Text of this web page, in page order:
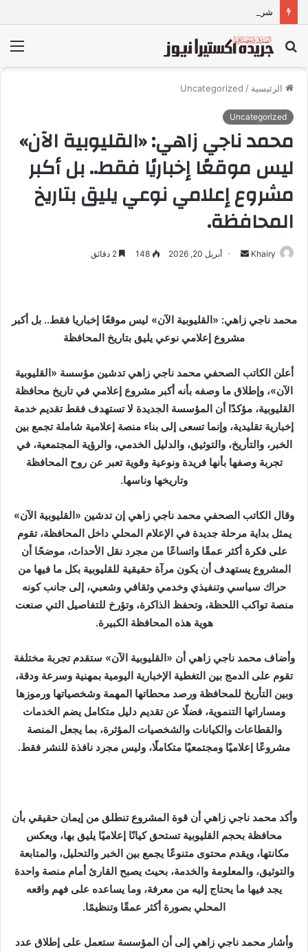
بحث
عن
الرئيسية /
Uncategorized
Uncategorized
محمد ناجي زاهي: «القليوبية الآن»
ليس موقعًا إخباريًا فقط.. بل أكبر
مشروع إعلامي نوعي يليق بتاريخ
المحافظة.
Khairy
ر
د
ا
إ
ت
ر
ي
ا
أبريل 20, 2026 148
محمد ناجي زاهي: «القليوبية الآن» ليس موقعًاإخباريا فقط.. بل أكبر
مشروع إعلامي نوعي يليق بتاريخ المحافظة
أعلن الكاتب الصحفي محمد ناجي زاهي تدشين مؤسسة «القليوبية
الآن»، وإطلاق ما وصفه بأنه أكبر مشروع إعلامي في تاريخ محافظة
القليوبية، مؤكدًا أن المؤسسة الجديدة لا تستهدف فقط تقديم خدمة
إخبارية تقليدية، وإنما تسعى إلى بناء منصة إعلامية شاملة تجمع بين
الخبر، والتأريخ، والتوثيق، والدليل الخدمي، والرؤية المجتمعية، في
تجربة وصفها بأنها فريدة ونوعية وقوية تعبر عن روح المحافظة
وتاريخها وناسها.
وقال الكاتب الصحفي محمد ناجي زاهي إن تدشين «القليوبية الآن»
يمثل بداية مرحلة جديدة في الإعلام المحلي داخل المحافظة، تقوم
على فكرة أكثر عمقًا واتساعًا من مجرد نقل الأحداث، موضحًا أن
المشروع يستهدف أن يكون مرآة حقيقية للقليوبية بكل ما فيها من
حراك سياسي وتنفيذي وخدمي وثقافي وشعبي، إلى جانب كونه
منصة تواكب اللحظة، وتحفظ الذاكرة، وتؤرخ للتفاصيل التي صنعت
هوية هذه المحافظة الكبيرة.
وأضاف محمد ناجي زاهي أن «القليوبية الآن» ستقدم تجربة مختلفة
تقوم على الدمج بين التغطية الإخبارية اليومية بمهنية وسرعة ودقة،
وبين التأريخ للمحافظة ورصد محطاتها المهمة وشخصياتها ورموزها
ومساراتها التنموية، فضلًا عن تقديم دليل متكامل يضم الخدمات
والقطاعات والكيانات والشخصيات المؤثرة، بما يجعل المنصة
مشروعًا إعلاميًا ومجتمعيًا متكاملًا، وليس مجرد نافذة للنشر فقط.
وأكد محمد ناجي زاهي أن قوة المشروع تنطلق من إيمان حقيقي بأن
محافظة بحجم القليوبية تستحق كيانًا إعلاميًا يليق بها، ويعكس
مكانتها، ويقدم محتوى متنوعًا يجمع بين الخبر والتحليل، والمتابعة
والتوثيق، والمعلومة والخدمة، بحيث يصبح القارئ أمام منصة واحدة
يجد فيها ما يحتاج إليه من معرفة، وما يساعده على فهم واقعه
المحلي بصورة أكثر عمقًا وتنظيمًا.
وأشار محمد ناجي زاهي إلى أن المؤسسة ستعمل على إطلاق عدد